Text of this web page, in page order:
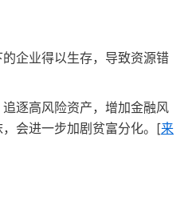
企业得以生存，导致资源错
逐高风险资产，增加金融风
会进一步加剧贫富分化。[来